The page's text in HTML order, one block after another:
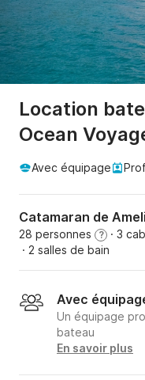
Location
Ocean
Avec équipage
Catamaran de
28 personnes ? · 3
· 2 salles de bain
Avec
Un équipage
bateau
En savoir plus